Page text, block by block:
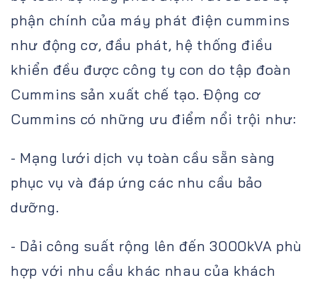
phận chính của máy phát điện cummins
như động cơ, đầu phát, hệ thống điều
khiển đều được công ty con do tập đoàn
Cummins sản xuất chế tạo. Động cơ
Cummins có những ưu điểm nổi trội như:
- Mạng lưới dịch vụ toàn cầu sẵn sàng
phục vụ và đáp ứng các nhu cầu bảo
dưỡng.
- Dải công suất rộng lên đến 3000kVA phù
hợp với nhu cầu khác nhau của khách